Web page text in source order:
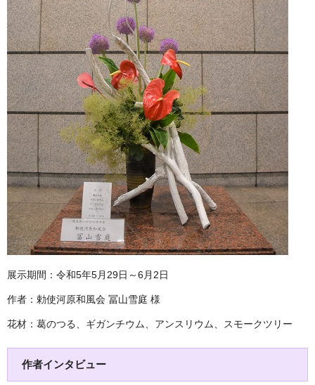
展示期間：令和5年5月29日～6月2日
作者：勅使河原和風会 冨山雪庭 様
花材：葛のつる、ギガンチウム、アンスリウム、スモークツリー
作者インタビュー